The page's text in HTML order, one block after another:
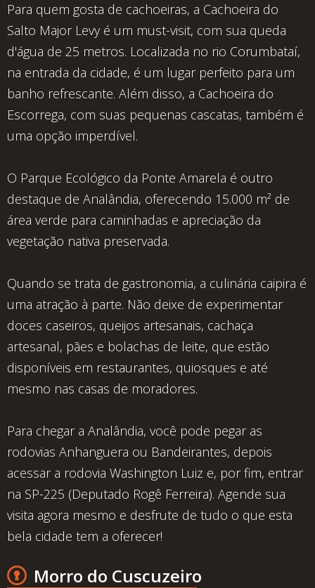
Para quem gosta de cachoeiras, a Cachoeira do
Salto Major Levy é um must-visit, com sua queda
d'água de 25 metros. Localizada no rio Corumbataí,
na entrada da cidade, é um lugar perfeito para um
banho refrescante. Além disso, a Cachoeira do
Escorrega, com suas pequenas cascatas, também é
uma opção imperdível.
O Parque Ecológico da Ponte Amarela é outro
destaque de Analândia, oferecendo 15.000 m² de
área verde para caminhadas e apreciação da
vegetação nativa preservada.
Quando se trata de gastronomia, a culinária caipira é
uma atração à parte. Não deixe de experimentar
doces caseiros, queijos artesanais, cachaça
artesanal, pães e bolachas de leite, que estão
disponíveis em restaurantes, quiosques e até
mesmo nas casas de moradores.
Para chegar a Analândia, você pode pegar as
rodovias Anhanguera ou Bandeirantes, depois
acessar a rodovia Washington Luiz e, por fim, entrar
na SP-225 (Deputado Rogê Ferreira). Agende sua
visita agora mesmo e desfrute de tudo o que esta
bela cidade tem a oferecer!
Morro do Cuscuzeiro